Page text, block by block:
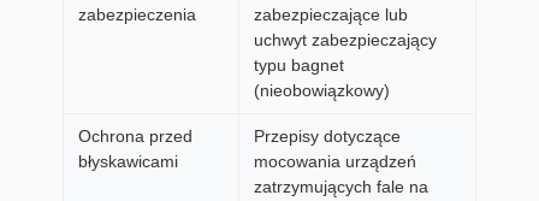
zabezpieczenia
zabezpieczające lub
uchwyt zabezpieczający
typu bagnet
(nieobowiązkowy)
Ochrona przed
błyskawicami
Przepisy dotyczące
mocowania urządzeń
zatrzymujących fale na